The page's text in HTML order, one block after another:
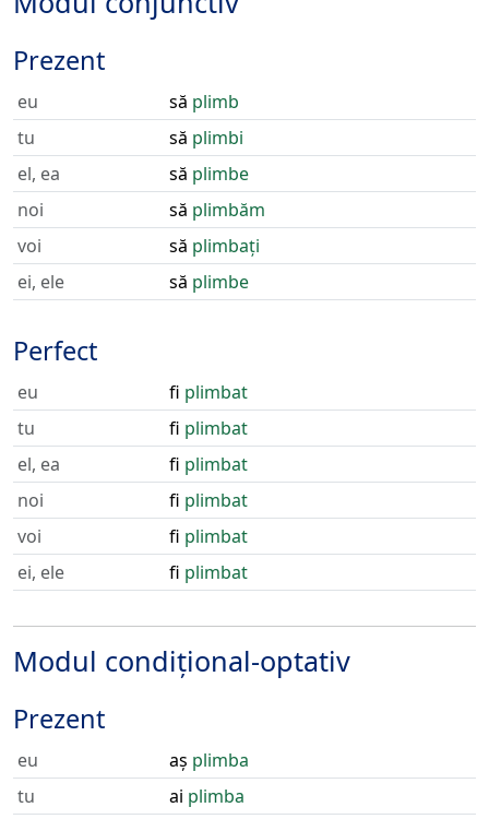
Prezent
eu să plimb
tu
să plimbi
el, ea
să plimbe
noi
să plimbăm
voi
să plimbați
ei, ele
să plimbe
Perfect
eu fi plimbat
tu
fi plimbat
el, ea
fi plimbat
noi
fi plimbat
voi
fi plimbat
ei, ele
fi plimbat
Modul condițional-optativ
Prezent
eu aș plimba
tu
ai plimba